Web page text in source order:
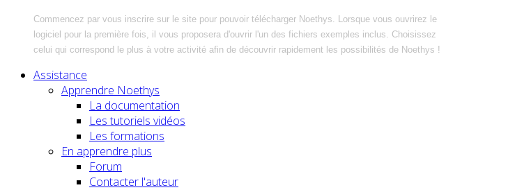
Commencez par vous inscrire sur le site pour pouvoir télécharger Noethys. Lorsque vous ouvrirez le
logiciel pour la première fois, il vous proposera d'ouvrir l'un des fichiers exemples inclus. Choisissez
celui qui correspond le plus à votre activité afin de découvrir rapidement les possibilités de Noethys !
Assistance
Apprendre Noethys
La documentation
Les tutoriels vidéos
Les formations
En apprendre plus
Forum
Contacter l'auteur